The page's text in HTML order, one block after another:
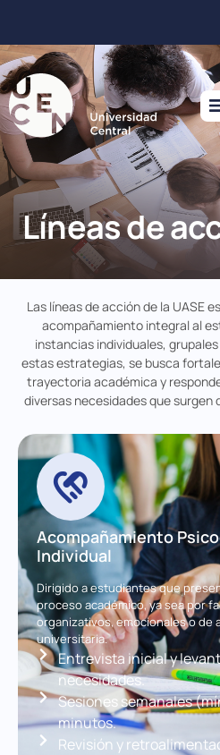
Líneas de
Las líneas de acción de la UASE
acompañamiento integral al
instancias individuales,
estas estrategias, se busca
trayectoria académica y
diversas necesidades que surgen
Acompañamiento
Individual
Dirigido a estudiantes que
proceso académico, ya sea por
organizativos, emocionales o de
universitaria.
Entrevista inicial y
necesidades.
Sesiones semanales
minutos.
Revisión y